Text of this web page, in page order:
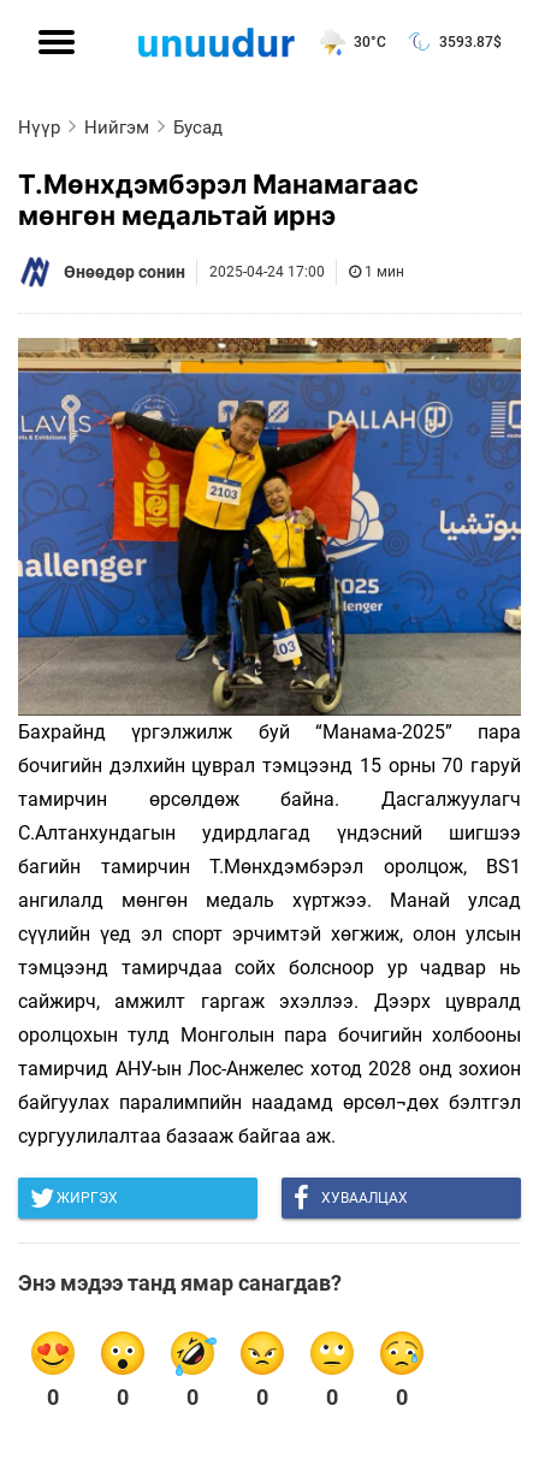
30°C 3593.87$
Нүүр Нийгэм Бусад
Т.Мөнхдэмбэрэл Манамагаас
мөнгөн медальтай ирнэ
Өнөөдөр сонин 2025-04-24 17:00 1 мин
Бахрайнд үргэлжилж буй “Манама-2025” пара
бочигийн дэлхийн цуврал тэмцээнд 15 орны 70 гаруй
тамирчин өрсөлдөж байна. Дасгалжуулагч
С.Алтанхундагын удирдлагад үндэсний шигшээ
багийн тамирчин Т.Мөнхдэмбэрэл оролцож, BS1
ангилалд мөнгөн медаль хүртжээ. Манай улсад
сүүлийн үед эл спорт эрчимтэй хөгжиж, олон улсын
тэмцээнд тамирчдаа сойх болсноор ур чадвар нь
сайжирч, амжилт гаргаж эхэллээ. Дээрх цувралд
оролцохын тулд Монголын пара бочигийн холбооны
тамирчид АНУ-ын Лос-Анжелес хотод 2028 онд зохион
байгуулах паралимпийн наадамд өрсөл¬дөх бэлтгэл
сургуулилалтаа базааж байгаа аж.
ЖИРГЭХ ХУВААЛЦАХ
Энэ мэдээ танд ямар санагдав?
0 0 0 0 0 0